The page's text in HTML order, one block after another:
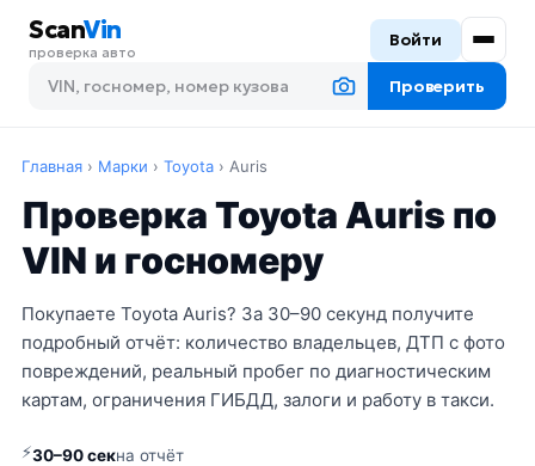
ScanVin
проверка авто
Проверить
Войти
Главная › Марки › Toyota › Auris
Проверка Toyota Auris по
VIN и госномеру
Покупаете Toyota Auris? За 30–90 секунд получите
подробный отчёт: количество владельцев, ДТП с фото
повреждений, реальный пробег по диагностическим
картам, ограничения ГИБДД, залоги и работу в такси.
⚡30–90 секна отчёт